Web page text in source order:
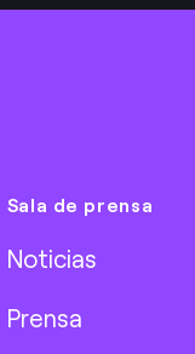
Sala de prensa
Noticias
Prensa